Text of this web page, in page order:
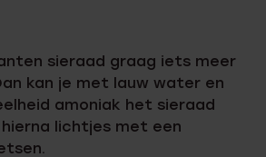
sieraad graag iets meer
kan je met lauw water en
amoniak het sieraad
lichtjes met een